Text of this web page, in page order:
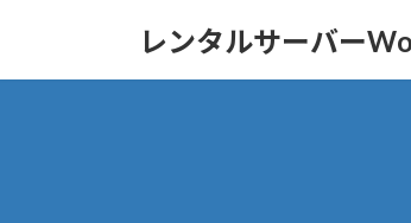
レンタルサーバー